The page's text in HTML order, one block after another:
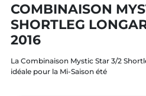
COMBINAISON
SHORTLEG
2016
La Combinaison Mystic Star 3/2
idéale pour la Mi-Saison été